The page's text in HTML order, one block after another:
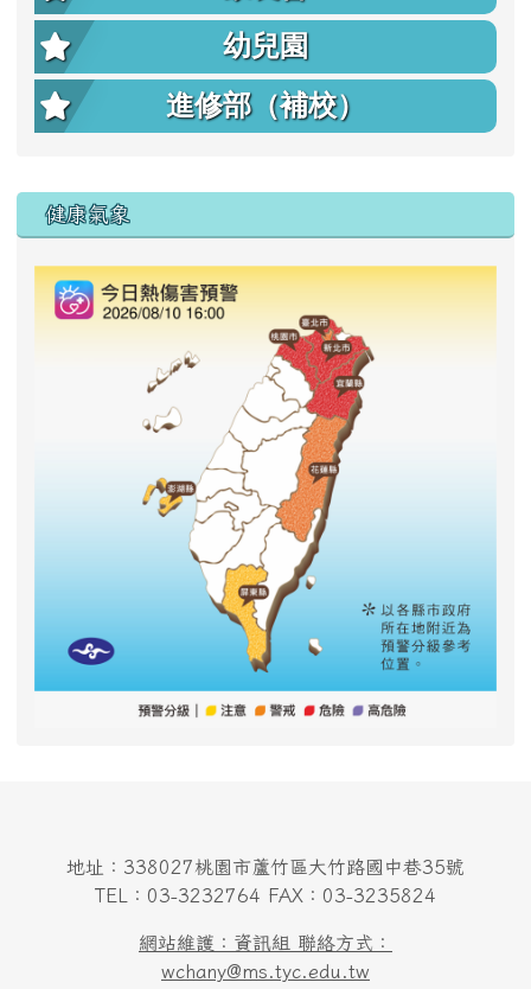
幼兒園
進修部（補校）
右邊區域內容
健康氣象
地址：338027桃園市蘆竹區大竹路國中巷35號
TEL：03-3232764 FAX：03-3235824
網站維護：資訊組 聯絡方式：
wchany@ms.tyc.edu.tw